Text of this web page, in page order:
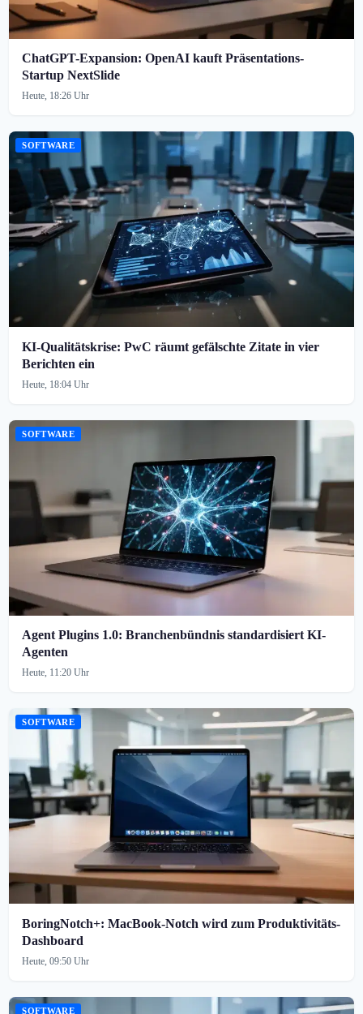
ChatGPT-Expansion: OpenAI kauft Präsentations-
Startup NextSlide
Heute, 18:26 Uhr
SOFTWARE
KI-Qualitätskrise: PwC räumt gefälschte Zitate in vier
Berichten ein
Heute, 18:04 Uhr
SOFTWARE
Agent Plugins 1.0: Branchenbündnis standardisiert KI-
Agenten
Heute, 11:20 Uhr
SOFTWARE
BoringNotch+: MacBook-Notch wird zum Produktivitäts-
Dashboard
Heute, 09:50 Uhr
SOFTWARE